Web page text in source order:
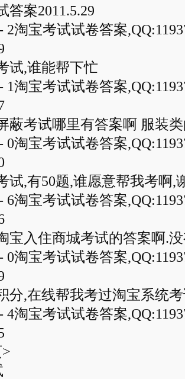
答案2011.5.29
2淘宝考试试卷答案
试,谁能帮下忙
1淘宝考试试卷答案
蔽考试哪里有答案啊 服装
0淘宝考试试卷答案
试,有50题,谁愿意帮我考啊,
6淘宝考试试卷答案
宝入住商城考试的答案啊.
0淘宝考试试卷答案
分,在线帮我考过淘宝系统
4淘宝考试试卷答案